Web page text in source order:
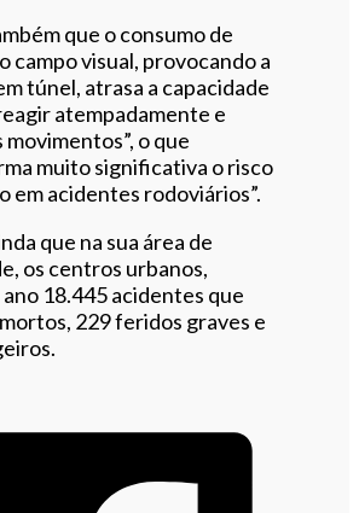
que o consumo de
campo visual, provocando a
túnel, atrasa a capacidade
atempadamente e
o que
muito significativa o risco
em acidentes rodoviários”.
que na sua área de
os centros urbanos,
18.445 acidentes que
229 feridos graves e